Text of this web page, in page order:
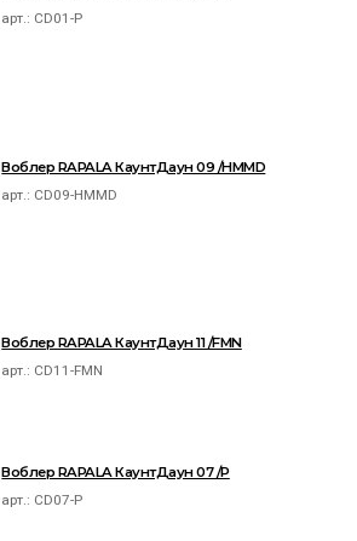
арт.: CD01-P
Воблер RAPALA КаунтДаун 09 /HMMD
арт.: CD09-HMMD
Воблер RAPALA КаунтДаун 11 /FMN
арт.: CD11-FMN
Воблер RAPALA КаунтДаун 07 /P
арт.: CD07-P